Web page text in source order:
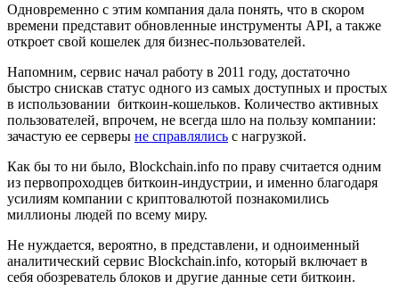
Одновременно с этим компания дала понять, что в скором
времени представит обновленные инструменты API, а также
откроет свой кошелек для бизнес-пользователей.
Напомним, сервис начал работу в 2011 году, достаточно
быстро снискав статус одного из самых доступных и простых
в использовании биткоин-кошельков. Количество активных
пользователей, впрочем, не всегда шло на пользу компании:
зачастую ее серверы не справлялись с нагрузкой.
Как бы то ни было, Blockchain.info по праву считается одним
из первопроходцев биткоин-индустрии, и именно благодаря
усилиям компании с криптовалютой познакомились
миллионы людей по всему миру.
Не нуждается, вероятно, в представлени, и одноименный
аналитический сервис Blockchain.info, который включает в
себя обозреватель блоков и другие данные сети биткоин.